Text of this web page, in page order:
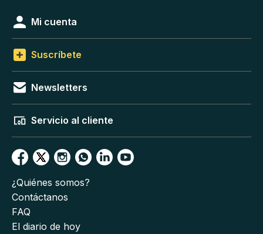
Mi cuenta
Suscríbete
Newsletters
Servicio al cliente
¿Quiénes somos?
Contáctanos
FAQ
El diario de hoy